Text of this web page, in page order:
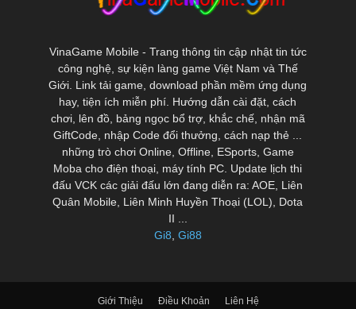
VinaGame Mobile - Trang thông tin cập nhật tin tức
công nghệ, sự kiện làng game Việt Nam và Thế
Giới. Link tải game, download phần mềm ứng dụng
hay, tiện ích miễn phí. Hướng dẫn cài đặt, cách
chơi, lên đồ, bảng ngọc bổ trợ, khắc chế, nhận mã
GiftCode, nhập Code đổi thưởng, cách nạp thẻ ...
những trò chơi Online, Offline, ESports, Game
Moba cho điện thoại, máy tính PC. Update lịch thi
đấu VCK các giải đấu lớn đang diễn ra: AOE, Liên
Quân Mobile, Liên Minh Huyền Thoại (LOL), Dota
II ...
Gi8 Gi88
Giới Thiệu Điều Khoản Liên Hệ